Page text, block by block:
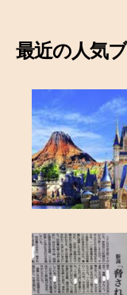
最近の人気